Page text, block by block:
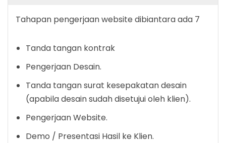
Tahapan pengerjaan website dibiantara ada 7
Tanda tangan kontrak
Pengerjaan Desain.
Tanda tangan surat kesepakatan desain
(apabila desain sudah disetujui oleh klien).
Pengerjaan Website.
Demo / Presentasi Hasil ke Klien.